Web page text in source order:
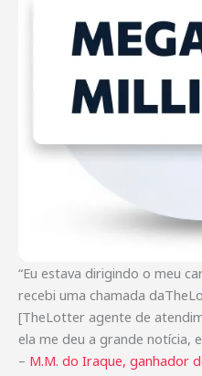
“Eu estava dirigindo o meu
recebi uma chamada
[TheLotter agente de
ela me deu a grande notícia,
– M.M. do Iraque, ganhador